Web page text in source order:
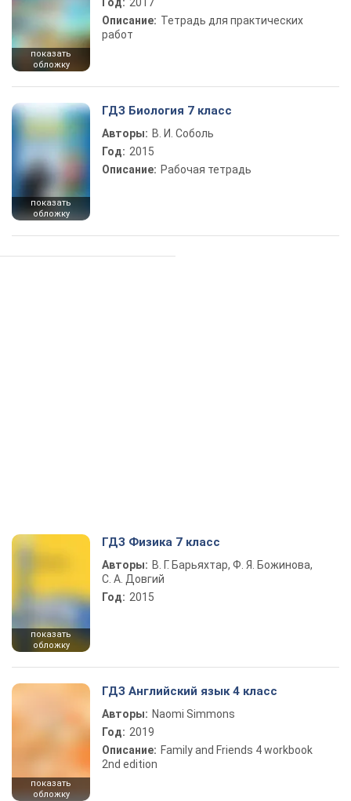
показать
обложку
Описание: Тетрадь для практических
работ
показать
обложку
ГДЗ Биология 7 класс
Авторы: В. И. Соболь
Год: 2015
Описание: Рабочая тетрадь
показать
обложку
ГДЗ Физика 7 класс
Авторы: В. Г. Барьяхтар, Ф. Я. Божинова,
С. А. Довгий
Год: 2015
показать
обложку
ГДЗ Английский язык 4 класс
Авторы: Naomi Simmons
Год: 2019
Описание: Family and Friends 4 workbook
2nd edition